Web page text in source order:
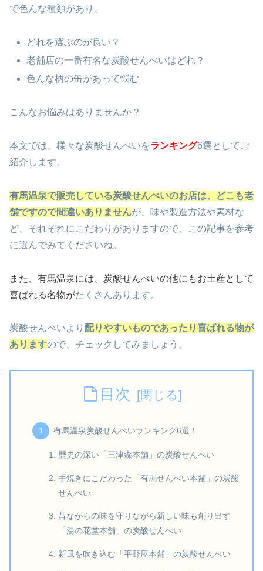
で色んな種類があり、
どれを選ぶのが良い？
老舗店の一番有名な炭酸せんべいはどれ？
色んな柄の缶があって悩む
こんなお悩みはありませんか？
本文では、様々な炭酸せんべいをランキング6選としてご
紹介します。
有馬温泉で販売している炭酸せんべいのお店は、どこも老
舗ですので間違いありませんが、味や製造方法や素材な
ど、それぞれにこだわりがありますので、この記事を参考
に選んでみてくださいね。
また、有馬温泉には、炭酸せんべいの他にもお土産として
喜ばれる名物がたくさんあります。
炭酸せんべいより 配りやすいものであったり喜ばれる物が
ありますので、チェックしてみましょう。
目次
有馬温泉炭酸せんべいランキング6選！
歴史の深い「三津森本舗」の炭酸せんべい
手焼きにこだわった「有馬せんべい本舗」の炭酸
せんべい
昔ながらの味を守りながら新しい味も創り出す
「湯の花堂本舗」の炭酸せんべい
新風を吹き込む「平野屋本舗」の炭酸せんべい